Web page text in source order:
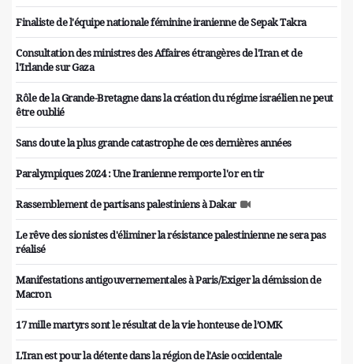
Finaliste de l'équipe nationale féminine iranienne de Sepak Takra
Consultation des ministres des Affaires étrangères de l'Iran et de
l'Irlande sur Gaza
Rôle de la Grande-Bretagne dans la création du régime israélien ne peut
être oublié
Sans doute la plus grande catastrophe de ces dernières années
Paralympiques 2024 : Une Iranienne remporte l'or en tir
Rassemblement de partisans palestiniens à Dakar
Le rêve des sionistes d'éliminer la résistance palestinienne ne sera pas
réalisé
Manifestations antigouvernementales à Paris/Exiger la démission de
Macron
17 mille martyrs sont le résultat de la vie honteuse de l’OMK
L'Iran est pour la détente dans la région de l'Asie occidentale